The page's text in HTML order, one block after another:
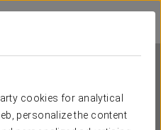
cookies for analytical
personalize the content